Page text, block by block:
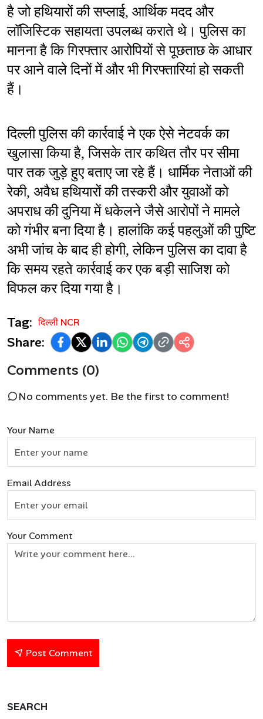
है जो हथियारों की सप्लाई, आर्थिक मदद और
लॉजिस्टिक सहायता उपलब्ध कराते थे। पुलिस का
मानना है कि गिरफ्तार आरोपियों से पूछताछ के आधार
पर आने वाले दिनों में और भी गिरफ्तारियां हो सकती
हैं।
दिल्ली पुलिस की कार्रवाई ने एक ऐसे नेटवर्क का
खुलासा किया है, जिसके तार कथित तौर पर सीमा
पार तक जुड़े हुए बताए जा रहे हैं। धार्मिक नेताओं की
रेकी, अवैध हथियारों की तस्करी और युवाओं को
अपराध की दुनिया में धकेलने जैसे आरोपों ने मामले
को गंभीर बना दिया है। हालांकि कई पहलुओं की पुष्टि
अभी जांच के बाद ही होगी, लेकिन पुलिस का दावा है
कि समय रहते कार्रवाई कर एक बड़ी साजिश को
विफल कर दिया गया है।
Tag: दिल्ली NCR
Share:
Comments (0)
No comments yet. Be the first to comment!
Your Name
Email Address
Your Comment
Post Comment
SEARCH